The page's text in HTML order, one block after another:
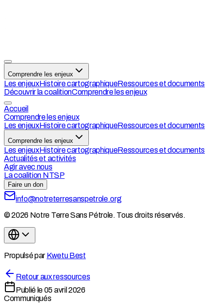
Comprendre les enjeux
Les enjeuxHistoire cartographiqueRessources et documents
Découvrir la coalitionComprendre les enjeux
Accueil
Comprendre les enjeux
Les enjeuxHistoire cartographiqueRessources et documents
Comprendre les enjeux
Les enjeuxHistoire cartographiqueRessources et documents
Actualités et activités
Agir avec nous
La coalition NTSP
Faire un don
info@notreterresanspetrole.org
© 2026 Notre Terre Sans Pétrole. Tous droits réservés.
Propulsé par Kwetu Best
Retour aux ressources
Publié le05 avril 2026
Communiqués